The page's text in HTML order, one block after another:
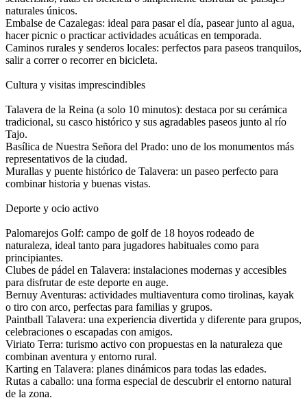
naturales únicos.
Embalse de Cazalegas: ideal para pasar el día, pasear junto al agua,
hacer picnic o practicar actividades acuáticas en temporada.
Caminos rurales y senderos locales: perfectos para paseos tranquilos,
salir a correr o recorrer en bicicleta.
Cultura y visitas imprescindibles
Talavera de la Reina (a solo 10 minutos): destaca por su cerámica
tradicional, su casco histórico y sus agradables paseos junto al río
Tajo.
Basílica de Nuestra Señora del Prado: uno de los monumentos más
representativos de la ciudad.
Murallas y puente histórico de Talavera: un paseo perfecto para
combinar historia y buenas vistas.
Deporte y ocio activo
Palomarejos Golf: campo de golf de 18 hoyos rodeado de
naturaleza, ideal tanto para jugadores habituales como para
principiantes.
Clubes de pádel en Talavera: instalaciones modernas y accesibles
para disfrutar de este deporte en auge.
Bernuy Aventuras: actividades multiaventura como tirolinas, kayak
o tiro con arco, perfectas para familias y grupos.
Paintball Talavera: una experiencia divertida y diferente para grupos,
celebraciones o escapadas con amigos.
Viriato Terra: turismo activo con propuestas en la naturaleza que
combinan aventura y entorno rural.
Karting en Talavera: planes dinámicos para todas las edades.
Rutas a caballo: una forma especial de descubrir el entorno natural
de la zona.